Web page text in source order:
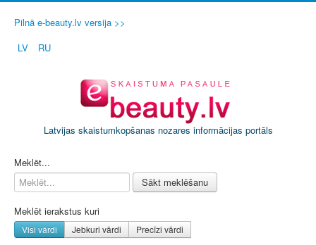
Pilnā e-beauty.lv versija >>
LV
RU
Latvijas skaistumkopšanas nozares informācijas portāls
Meklēt...
Sākt meklēšanu
Meklēt ierakstus kuri
Visi vārdi Jebkuri vārdi Precīzi vārdi